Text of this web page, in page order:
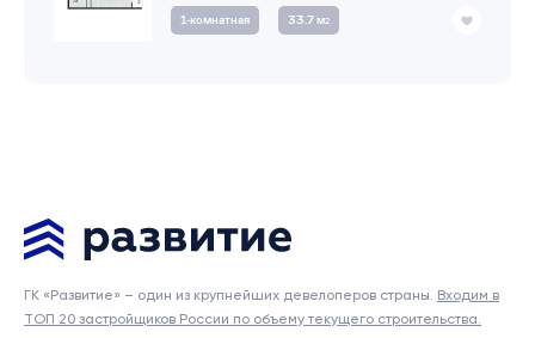
1‑комнатная 33.7 м2
ГК «Развитие» – один из крупнейших девелоперов страны. Входим в
ТОП 20 застройщиков России по объему текущего строительства.